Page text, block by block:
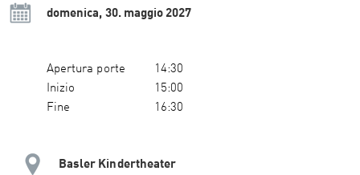
domenica, 30. maggio 2027
Apertura porte
14:30
Inizio
15:00
Fine
16:30
Basler Kindertheater